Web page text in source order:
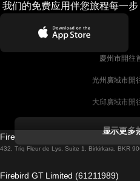
我们的免费应用伴您旅程每一
慶州市開往
光州廣域市開
大邱廣域市開
都柏林開往戈
显示更多
Firebird GT Limited (OC 1451)
432, Triq Fleur de Lys, Suite 1, Birkirkara, BKR
Firebird GT Limited (61211989)